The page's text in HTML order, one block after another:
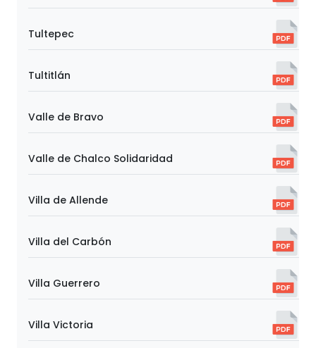
Tultepec
Tultitlán
Valle de Bravo
Valle de Chalco Solidaridad
Villa de Allende
Villa del Carbón
Villa Guerrero
Villa Victoria